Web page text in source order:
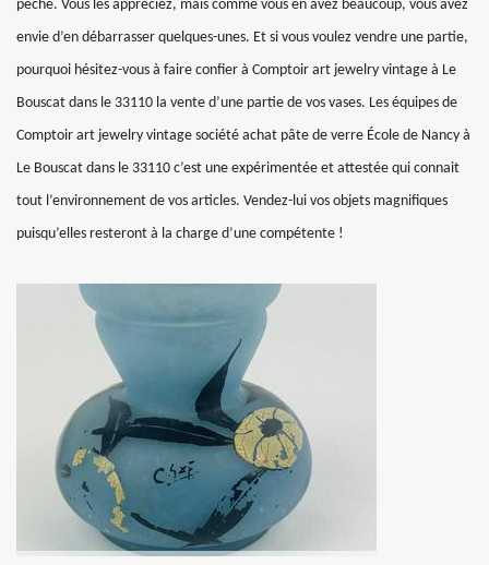
pêche. Vous les appréciez, mais comme vous en avez beaucoup, vous avez
envie d’en débarrasser quelques-unes. Et si vous voulez vendre une partie,
pourquoi hésitez-vous à faire confier à Comptoir art jewelry vintage à Le
Bouscat dans le 33110 la vente d’une partie de vos vases. Les équipes de
Comptoir art jewelry vintage société achat pâte de verre École de Nancy à
Le Bouscat dans le 33110 c’est une expérimentée et attestée qui connait
tout l’environnement de vos articles. Vendez-lui vos objets magnifiques
puisqu’elles resteront à la charge d’une compétente !